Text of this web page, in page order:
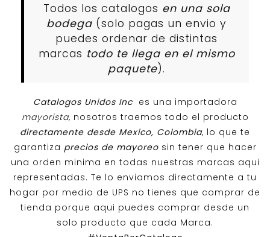
Todos los catalogos en una sola
bodega (solo pagas un envio y
puedes ordenar de distintas
marcas todo te llega en el mismo
paquete).
Catalogos Unidos Inc es una importadora
mayorista, nosotros traemos todo el producto
directamente desde Mexico, Colombia, lo que te
garantiza precios de mayoreosin tener que hacer
una orden minima en todas nuestras marcas aqui
representadas. Te lo enviamos directamente a tu
hogar por medio de UPS no tienes que comprar de
tienda porque aqui puedes comprar desde un
solo producto que cada Marca.